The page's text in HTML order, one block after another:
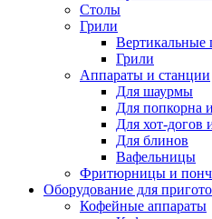
Столы
Грили
Вертикальные
Грили
Аппараты и станции
Для шаурмы
Для попкорна
Для хот-догов
Для блинов
Вафельницы
Фритюрницы и
Оборудование для
Кофейные аппараты